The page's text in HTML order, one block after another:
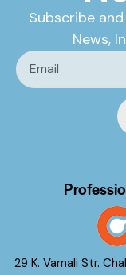
Subscribe
News,
29 K. Varnali Str.